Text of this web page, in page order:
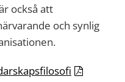
också att
och synlig